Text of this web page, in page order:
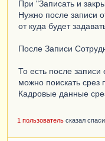
ОткрытьФорму(
При "Записать и
Нужно после записи
от куда будет
После Записи
То есть после записи
можно поискать срез
Кадровые данные
1 пользователь сказал